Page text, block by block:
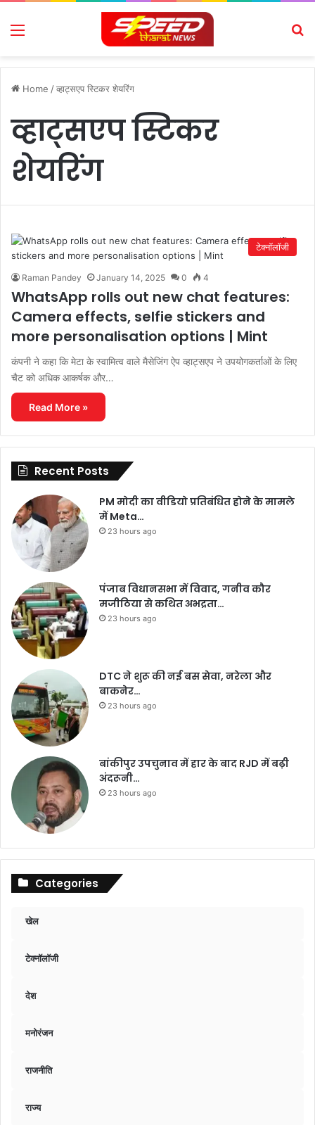
Menu
Home /व्हाट्सएप स्टिकर शेयरिंग
व्हाट्सएप स्टिकर
शेयरिंग
टेक्नॉलॉजी
Raman Pandey January 14, 2025 0 4
WhatsApp rolls out new chat features:
Camera effects, selfie stickers and
more personalisation options | Mint
कंपनी ने कहा कि मेटा के स्वामित्व वाले मैसेजिंग ऐप व्हाट्सएप ने उपयोगकर्ताओं के लिए
चैट को अधिक आकर्षक और…
Read More »
Recent Posts
PM मोदी का वीडियो प्रतिबंधित होने के मामले
में Meta…
23 hours ago
पंजाब विधानसभा में विवाद, गनीव कौर
मजीठिया से कथित अभद्रता…
23 hours ago
DTC ने शुरू की नई बस सेवा, नरेला और
बाकनेर…
23 hours ago
बांकीपुर उपचुनाव में हार के बाद RJD में बढ़ी
अंदरूनी…
23 hours ago
Categories
खेल
टेक्नॉलॉजी
देश
मनोरंजन
राजनीति
राज्य